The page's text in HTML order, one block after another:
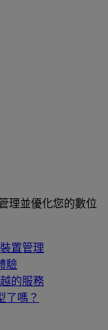
理並優化您的數位
置管理
驗
的服務
了嗎？